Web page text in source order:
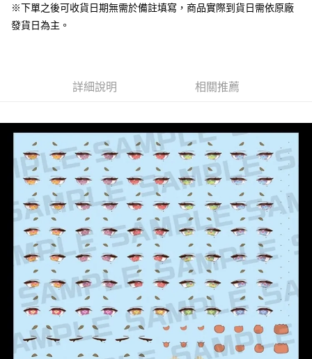
流程，驗證手機門號後，選擇欲分期的期數、繳款截止日，確認付款後即完
成交易。
【繳款方式說明】
2.透過簡訊連結打開帳單後，可選擇「超商條碼／台灣大直營門市／銀行轉
帳／街口支付／iPASS MONEY」等通路繳費。
【注意事項】
1.本服務係由「台灣大哥大股份有限公司」（以下簡稱本公司）所提供，讓
用戶於交易時，得透過本服務購買商品或服務，並由商店將買賣／分期付款
買賣價金債權讓與本公司後，依約使用本公司帳單繳交帳款。
2.基於同意付款使用「大哥付你分期」之契約關係目的，商店將以您的個人
資料（包含姓名、電話或地址）提供予台灣大哥大進項蒐集、處理及利用，
由本公司與您本人進行分期帳單所需資料之確認、核對及更正。
3.完整用戶服務條款，請詳閱以下連結：
https://oppay.tw/userRule
運送方式
預購-付款後全家取貨(舊)
預購-7-11取貨付款(舊)
每筆NT$90，滿NT$3,000(含以上)免運費
預購-付款後7-11取貨(舊)
每筆NT$90，滿NT$3,000(含以上)免運費
預購-宅配(舊)
每筆NT$120，滿NT$3,000(含以上)免運費
預購-宅配(離島)(舊)
每筆NT$160，滿NT$3,000(含以上)免運費
東海門市自取，需自備購物袋取貨唷。
免運費
※下單之後可收貨日期無需於備註填寫，商品實際到貨日需依原廠
發貨日為主。
詳細說明 相關推薦